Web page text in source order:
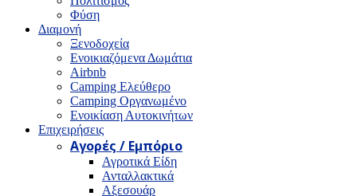
Φύση
Διαμονή
Ξενοδοχεία
Ενοικιαζόμενα Δωμάτια
Airbnb
Camping Ελεύθερο
Camping Οργανωμένο
Ενοικίαση Αυτοκινήτων
Επιχειρήσεις
Αγορές / Εμπόριο
Αγροτικά Είδη
Ανταλλακτικά
Αξεσουάρ